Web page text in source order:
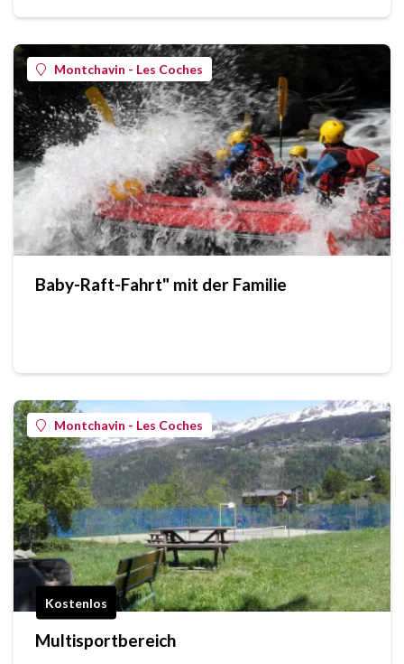
Montchavin - Les Coches
Baby-Raft-Fahrt" mit der Familie
Montchavin - Les Coches
Kostenlos
Multisportbereich